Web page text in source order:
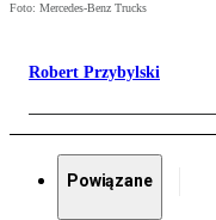
Foto: Mercedes-Benz Trucks
Robert Przybylski
Powiązane